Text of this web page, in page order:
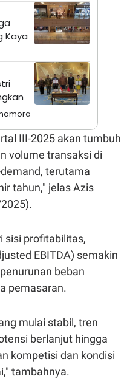
Kaya
III-2025 akan tumbuh
volume transaksi di
terutama
tahun," jelas Azis
sisi profitabilitas,
EBITDA) semakin
beban
pemasaran.
mulai stabil, tren
berlanjut hingga
kompetisi dan kondisi
tambahnya.